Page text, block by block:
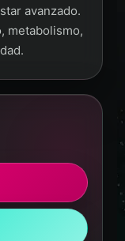
avanzado.
metabolismo,